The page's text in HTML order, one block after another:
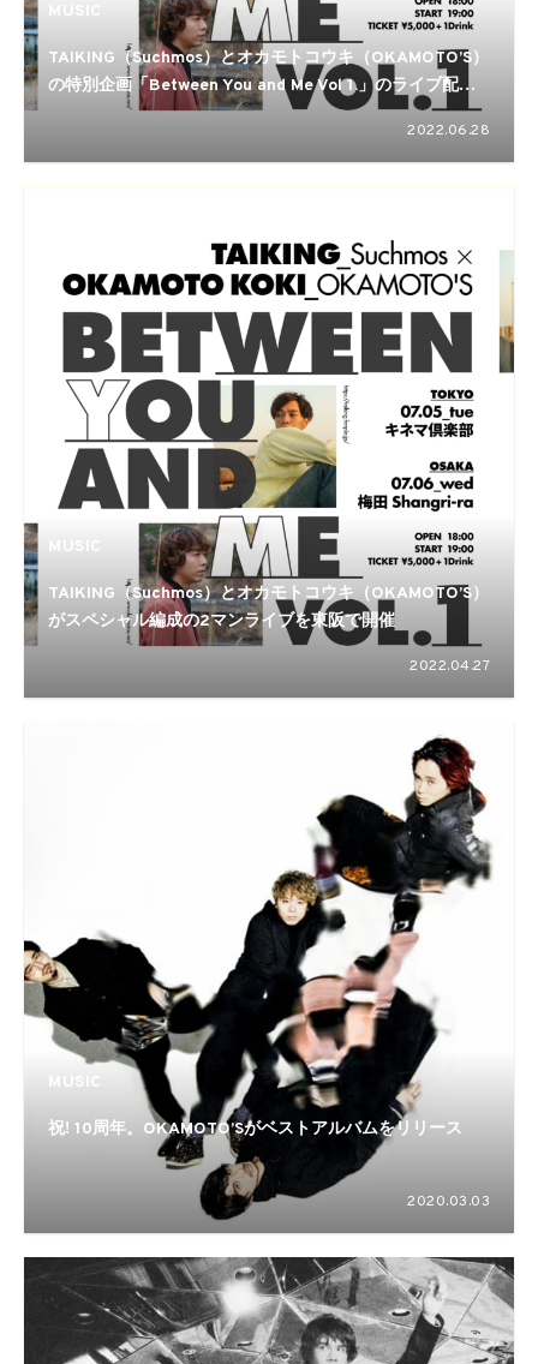
MUSIC
TAIKING（Suchmos）とオカモトコウキ（OKAMOTO’S）
の特別企画「Between You and Me Vol 1.」のライブ配信
2022.06.28
MUSIC
TAIKING（Suchmos）とオカモトコウキ（OKAMOTO’S）
がスペシャル編成の2マンライブを東阪で開催
2022.04.27
MUSIC
祝! 10周年。OKAMOTO’Sがベストアルバムをリリース
2020.03.03